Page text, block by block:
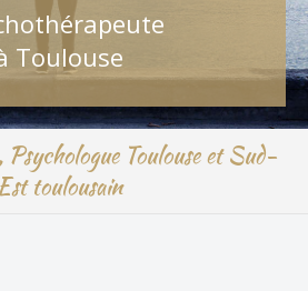
Toulouse
Psychologue Toulouse et Sud-
Est toulousain